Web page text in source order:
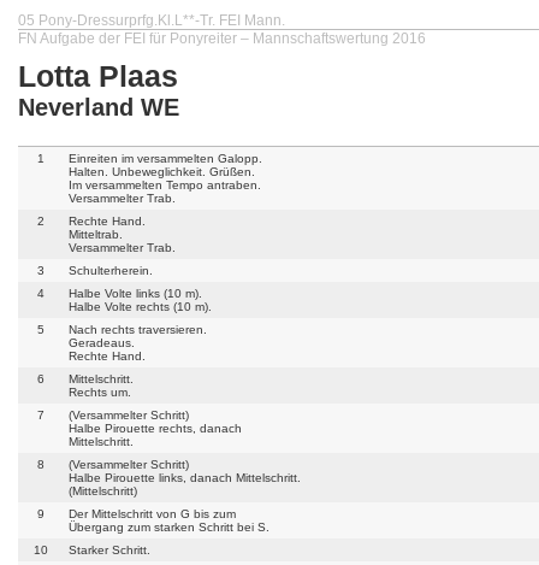
05 Pony-Dressurprfg.Kl.L**-Tr. FEI Mann.
FN Aufgabe der FEI für Ponyreiter – Mannschaftswertung 2016
Lotta Plaas
Neverland WE
1
Einreiten im versammelten Galopp.
Halten. Unbeweglichkeit. Grüßen.
Im versammelten Tempo antraben.
Versammelter Trab.
2
Rechte Hand.
Mitteltrab.
Versammelter Trab.
3
Schulterherein.
4
Halbe Volte links (10 m).
Halbe Volte rechts (10 m).
5
Nach rechts traversieren.
Geradeaus.
Rechte Hand.
6
Mittelschritt.
Rechts um.
7
(Versammelter Schritt)
Halbe Pirouette rechts, danach
Mittelschritt.
8
(Versammelter Schritt)
Halbe Pirouette links, danach Mittelschritt.
(Mittelschritt)
9
Der Mittelschritt von G bis zum
Übergang zum starken Schritt bei S.
10
Starker Schritt.